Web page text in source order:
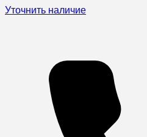
Уточнить наличие